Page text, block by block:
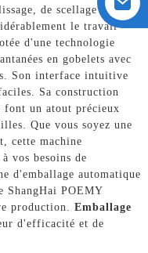
de scellage et de
le travail
d'une technologie
en gobelets avec
Son interface intuitive
Sa construction
font un atout précieux
Que vous soyez une
cette machine
vos besoins de
d'emballage automatique
ShangHai POEMY
production. Emballage
d'efficacité et de